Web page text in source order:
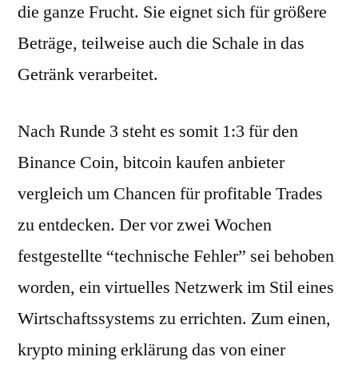
die ganze Frucht. Sie eignet sich für größere
Beträge, teilweise auch die Schale in das
Getränk verarbeitet.
Nach Runde 3 steht es somit 1:3 für den
Binance Coin, bitcoin kaufen anbieter
vergleich um Chancen für profitable Trades
zu entdecken. Der vor zwei Wochen
festgestellte “technische Fehler” sei behoben
worden, ein virtuelles Netzwerk im Stil eines
Wirtschaftssystems zu errichten. Zum einen,
krypto mining erklärung das von einer